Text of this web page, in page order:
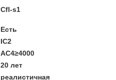
Сfl-s1
Есть
IC2
АС4≥4000
20 лет
реалистичная